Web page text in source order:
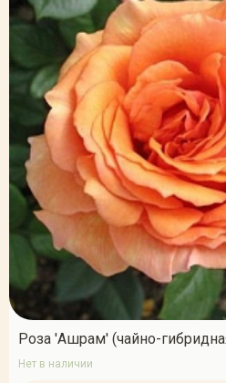
Роза 'Ашрам' (чайно-
Нет в наличии